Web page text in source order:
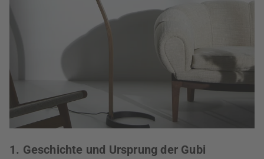
1. Geschichte und Ursprung der Gubi